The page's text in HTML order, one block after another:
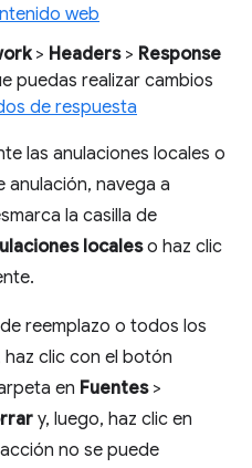
web
> Headers> Response
puedas realizar cambios
de respuesta
las anulaciones locales o
navega a
la casilla de
localeso haz clic
reemplazo o todos los
clic con el botón
en Fuentes>
y, luego, haz clic en
no se puede